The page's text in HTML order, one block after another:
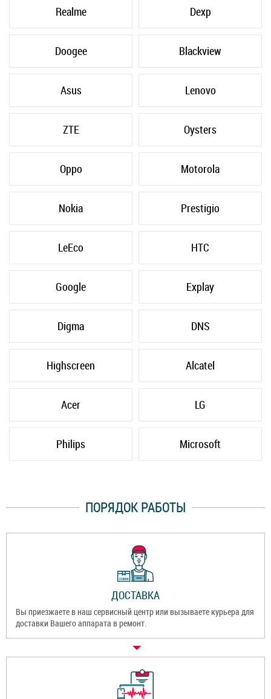
Realme Dexp
Doogee Blackview
Asus Lenovo
ZTE Oysters
Oppo Motorola
Nokia Prestigio
LeEco HTC
Google Explay
Digma DNS
Highscreen Alcatel
Acer LG
Philips Microsoft
ПОРЯДОК РАБОТЫ
ДОСТАВКА
Вы приезжаете в наш сервисный центр или вызываете курьера для
доставки Вашего аппарата в ремонт.